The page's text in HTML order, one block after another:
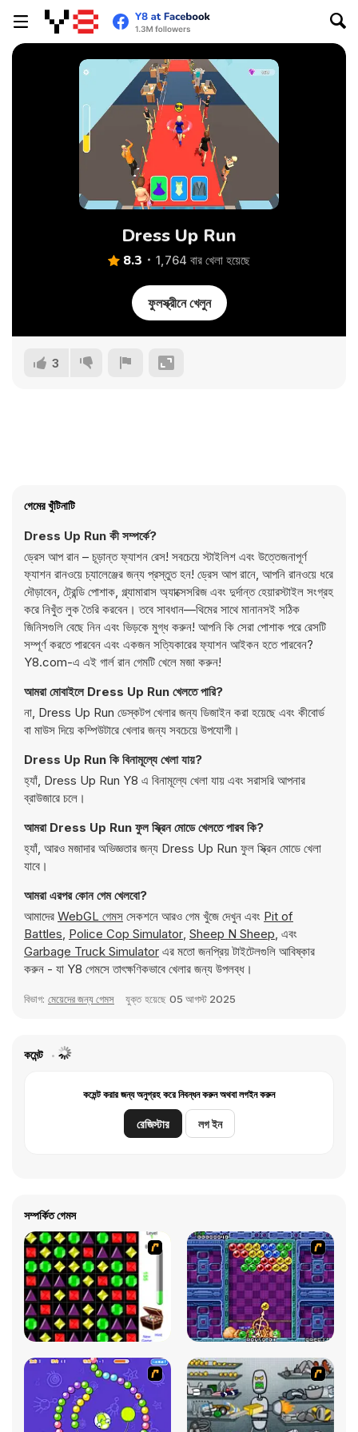
Dress Up Run
8.3 1,764 বার খেলা হয়েছে
ফুলস্ক্রীনে খেলুন
3
গেমের খুঁটিনাটি
Dress Up Run কী সম্পর্কে?
ড্রেস আপ রান – চূড়ান্ত ফ্যাশন রেস! সবচেয়ে স্টাইলিশ এবং উত্তেজনাপূর্ণ
ফ্যাশন রানওয়ে চ্যালেঞ্জের জন্য প্রস্তুত হন! ড্রেস আপ রানে, আপনি রানওয়ে ধরে
দৌড়াবেন, ট্রেন্ডি পোশাক, গ্ল্যামারাস অ্যাক্সেসরিজ এবং দুর্দান্ত হেয়ারস্টাইল সংগ্রহ
করে নিখুঁত লুক তৈরি করবেন। তবে সাবধান—থিমের সাথে মানানসই সঠিক
জিনিসগুলি বেছে নিন এবং ভিড়কে মুগ্ধ করুন! আপনি কি সেরা পোশাক পরে রেসটি
সম্পূর্ণ করতে পারবেন এবং একজন সত্যিকারের ফ্যাশন আইকন হতে পারবেন?
Y8.com-এ এই গার্ল রান গেমটি খেলে মজা করুন!
আমরা মোবাইলে Dress Up Run খেলতে পারি?
না, Dress Up Run ডেস্কটপ খেলার জন্য ডিজাইন করা হয়েছে এবং কীবোর্ড
বা মাউস দিয়ে কম্পিউটারে খেলার জন্য সবচেয়ে উপযোগী।
Dress Up Run কি বিনামূল্যে খেলা যায়?
হ্যাঁ, Dress Up Run Y8 এ বিনামূল্যে খেলা যায় এবং সরাসরি আপনার
ব্রাউজারে চলে।
আমরা Dress Up Run ফুল স্ক্রিন মোডে খেলতে পারব কি?
হ্যাঁ, আরও মজাদার অভিজ্ঞতার জন্য Dress Up Run ফুল স্ক্রিন মোডে খেলা
যাবে।
আমরা এরপর কোন গেম খেলবো?
আমাদের WebGL গেমস সেকশনে আরও গেম খুঁজে দেখুন এবং Pit of
Battles, Police Cop Simulator, Sheep N Sheep, এবং
Garbage Truck Simulator এর মতো জনপ্রিয় টাইটেলগুলি আবিষ্কার
করুন - যা Y8 গেমসে তাৎক্ষণিকভাবে খেলার জন্য উপলব্ধ।
বিভাগ: মেয়েদের জন্য গেমস যুক্ত হয়েছে 05 আগস্ট 2025
কমেন্ট
কমেন্ট করার জন্য অনুগ্রহ করে নিবন্ধন করুন অথবা লগইন করুন
রেজিস্টার লগ ইন
সম্পর্কিত গেমস